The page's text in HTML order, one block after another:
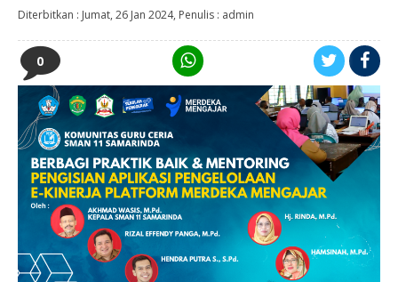
Diterbitkan : Jumat, 26 Jan 2024, Penulis : admin
0